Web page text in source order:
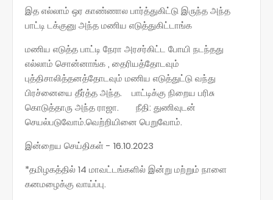
இத எல்லாம் ஒர காண்ணால பார்த்துகிட்டு இருந்த அந்த
பாட்டி டக்குனு அந்த மணிய எடுத்துகிட்டாங்க
மணிய எடுத்த பாட்டி நேரா அரசர்கிட்ட போயி நடந்தது
எல்லாம் சொன்னாங்க , தைரியத்தோடவும்
புத்திசாலித்தனத்தோடவும் மணிய எடுத்துட்டு வந்து
பிரச்னையை தீர்த்த அந்த. பாட்டிக்கு நிறைய பரிசு
கொடுத்தாரு அந்த ராஜா. நீதி: துணிவுடன்
செயல்படுவோம்.வெற்றியினை பெறுவோம்.
இன்றைய செய்திகள் - 16.10.2023
*தமிழகத்தில் 14 மாவட்டங்களில் இன்று மற்றும் நாளை
கனமழைக்கு வாய்ப்பு.